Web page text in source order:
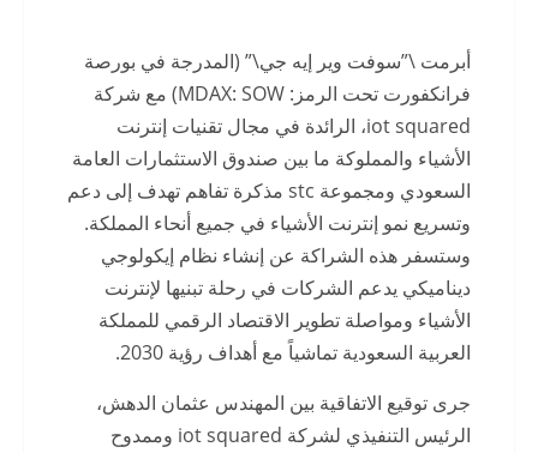
أبرمت \”سوفت وير إيه جي\” (المدرجة في بورصة
فرانكفورت تحت الرمز: MDAX: SOW) مع شركة
iot squared، الرائدة في مجال تقنيات إنترنت
الأشياء والمملوكة ما بين صندوق الاستثمارات العامة
السعودي ومجموعة stc مذكرة تفاهم تهدف إلى دعم
وتسريع نمو إنترنت الأشياء في جميع أنحاء المملكة.
وستسفر هذه الشراكة عن إنشاء نظام إيكولوجي
ديناميكي يدعم الشركات في رحلة تبنيها لإنترنت
الأشياء ومواصلة تطوير الاقتصاد الرقمي للمملكة
العربية السعودية تماشياً مع أهداف رؤية 2030.
جرى توقيع الاتفاقية بين المهندس عثمان الدهش،
الرئيس التنفيذي لشركة iot squared وممدوح